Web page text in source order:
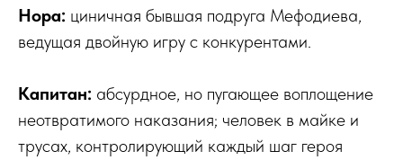
Нора: циничная бывшая подруга Мефодиева,
ведущая двойную игру с конкурентами.
Капитан: абсурдное, но пугающее воплощение
неотвратимого наказания; человек в майке и
трусах, контролирующий каждый шаг героя